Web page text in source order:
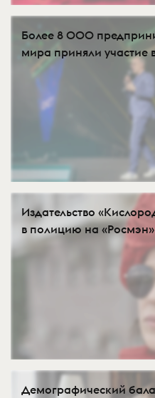
Более 8 000
мира приняли
Издательство
в полицию на «Росмэн»
Демографический